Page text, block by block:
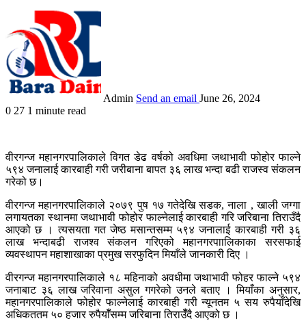
Admin Send an email June 26, 2024
0 27 1 minute read
वीरगन्ज महानगरपालिकाले विगत डेढ वर्षको अवधिमा जथाभावी फोहोर फाल्ने
५९४ जनालाई कारबाही गरी जरीबाना बापत ३६ लाख भन्दा बढी राजस्व संकलन
गरेको छ।
वीरगन्ज महानगरपालिकाले २०७९ पुष १७ गतेदेखि सडक, नाला , खाली जग्गा
लगायतका स्थानमा जथाभावी फोहोर फाल्नेलाई कारबाही गरि जरिबाना तिराउँदै
आएको छ । त्यसयता गत जेष्ठ मसान्तसम्म ५९४ जनालाई कारबाही गरी ३६
लाख भन्दाबढी राजश्व संकलन गरिएको महानगरपाालिकाका सरसफाई
व्यवस्थापन महाशाखाका प्रमुख सरफुदिन मियाँले जानकारी दिए ।
वीरगन्ज महानगरपालिकाले १८ महिनाको अवधीमा जथाभावी फोहर फाल्ने ५९४
जनाबाट ३६ लाख जरिवाना असुल गगरेको उनले बताए । मियाँका अनुसार,
महानगरपालिकाले फोहोर फाल्नेलाई कारबाही गरी न्यूनतम ५ सय रुपैयाँदेखि
अधिकततम ५० हजार रुपैयाँँसम्म जरिबाना तिराउँँदै आएको छ ।